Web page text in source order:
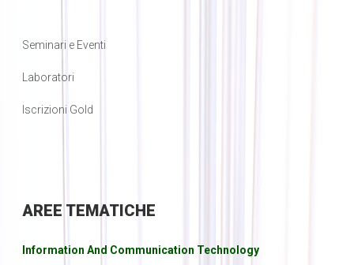
Seminari e Eventi
Laboratori
Iscrizioni Gold
AREE TEMATICHE
Information And Communication Technology